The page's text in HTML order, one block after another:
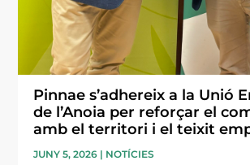
Pinnae s’adhereix a la Unió
de l’Anoia per reforçar el
amb el territori i el teixit
JUNY 5, 2026 | NOTÍCIES